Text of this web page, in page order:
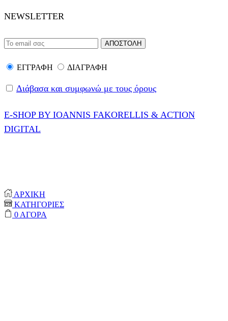
NEWSLETTER
ΕΓΓΡΑΦΗ ΔΙΑΓΡΑΦΗ
Διάβασα και συμφωνώ με τους όρους
E-SHOP BY IOANNIS FAKORELLIS & ACTION
DIGITAL
ΑΡΧΙΚΗ
ΚΑΤΗΓΟΡΙΕΣ
0 ΑΓΟΡΑ